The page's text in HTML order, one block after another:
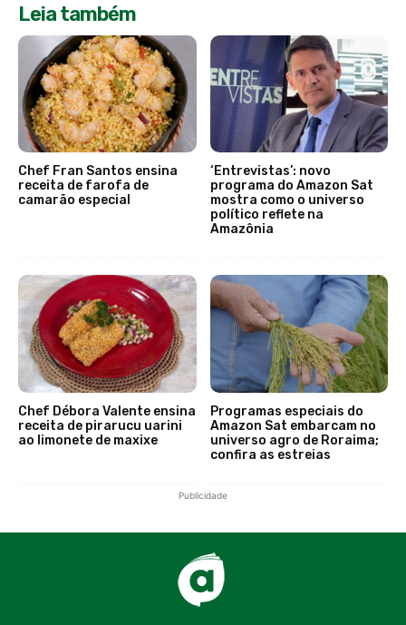
Leia também
Chef Fran Santos ensina
receita de farofa de
camarão especial
‘Entrevistas’: novo
programa do Amazon Sat
mostra como o universo
político reflete na
Amazônia
Chef Débora Valente ensina
receita de pirarucu uarini
ao limonete de maxixe
Programas especiais do
Amazon Sat embarcam no
universo agro de Roraima;
confira as estreias
Publicidade